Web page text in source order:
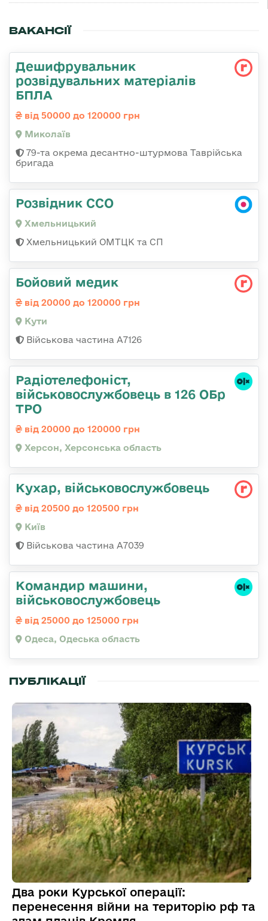
ВАКАНСІЇ
Дешифрувальник
розвідувальних матеріалів
БПЛА
від 50000 до 120000 грн
Миколаїв
79-та окрема десантно-штурмова Таврійська
бригада
Розвідник ССО
Хмельницький
Хмельницький ОМТЦК та СП
Бойовий медик
від 20000 до 120000 грн
Кути
Військова частина А7126
Радіотелефоніст,
військовослужбовець в 126 ОБр
ТРО
від 20000 до 120000 грн
Херсон, Херсонська область
Кухар, військовослужбовець
від 20500 до 120500 грн
Київ
Військова частина А7039
Командир машини,
військовослужбовець
від 25000 до 125000 грн
Одеса, Одеська область
ПУБЛІКАЦІЇ
Два роки Курської операції:
перенесення війни на територію рф та